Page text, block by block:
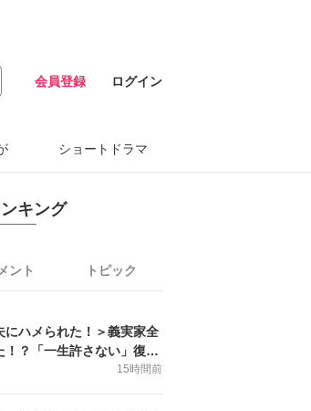
会員登録 ログイン
ショートドラマ
キング
ント トピック
にハメられた！＞義実家全
！？「一生許さない」復讐
話まんが】
15時間前